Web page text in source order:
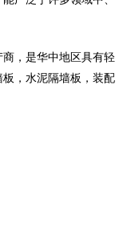
，是华中地区具有轻
，水泥隔墙板，装配